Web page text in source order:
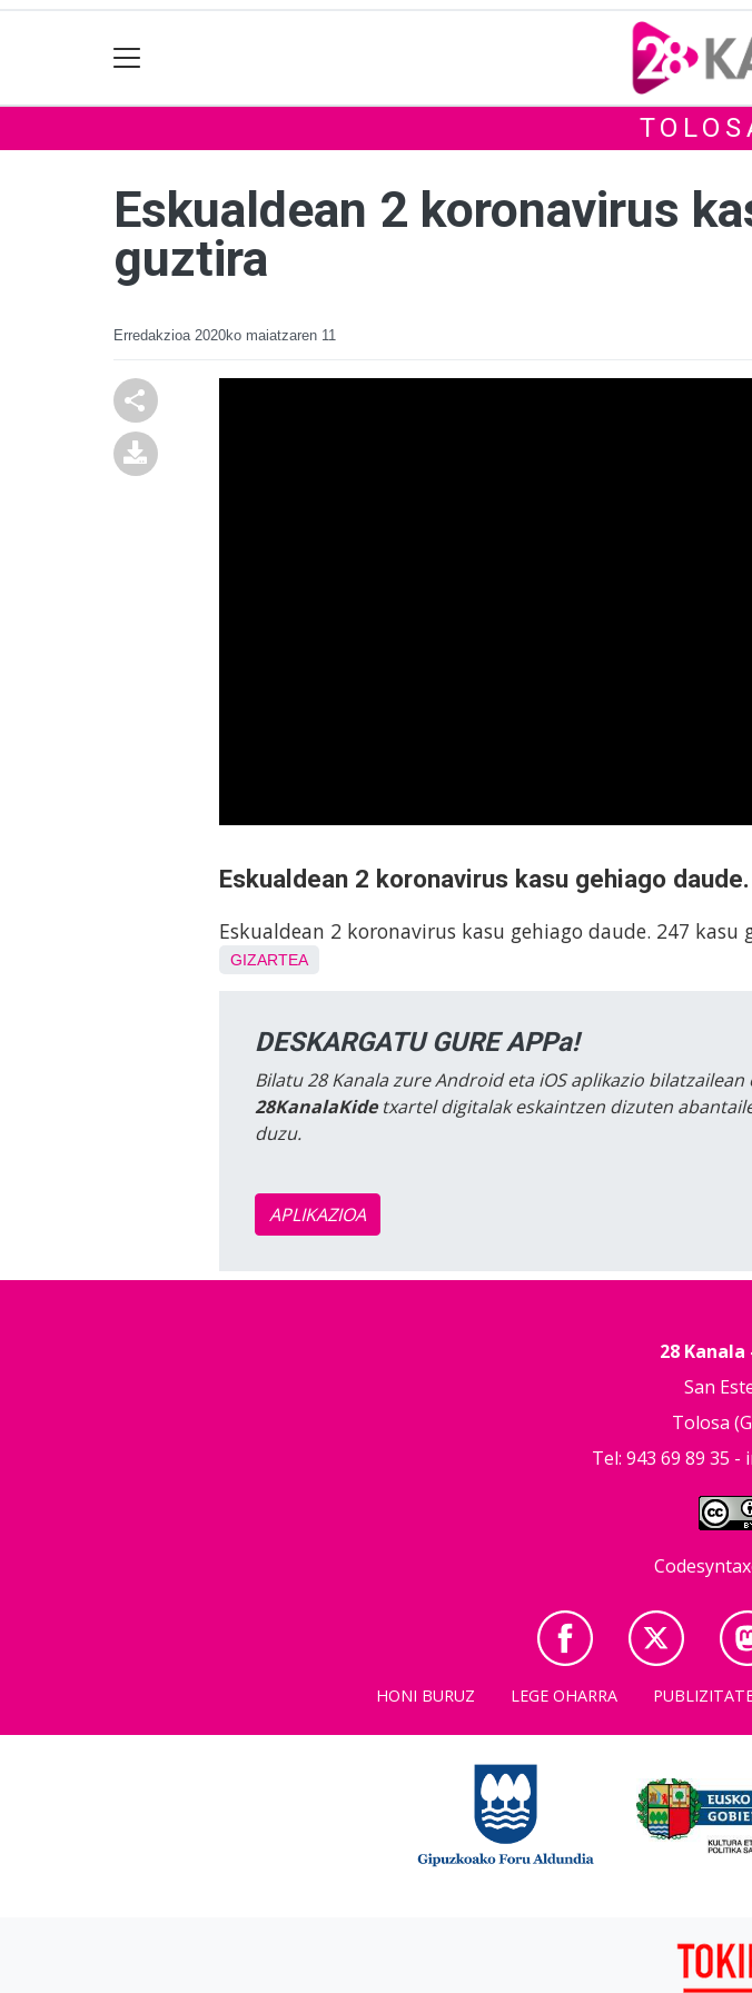
Eskualdean 2 koronavirus
guztira
Erredakzioa 2020ko maiatzaren 11
Eskualdean 2 koronavirus kasu gehiago
Eskualdean 2 koronavirus kasu gehiago daude. 247 kasu
GIZARTEA
DESKARGATU GURE APPa!
Bilatu 28 Kanala zure Android eta iOS aplikazio
28KanalaKidetxartel digitalak eskaintzen dizuten
duzu.
APLIKAZIOA
28
San
Tolosa
Tel: 943 69 89 35 -
HONI BURUZ LEGE OHARRA